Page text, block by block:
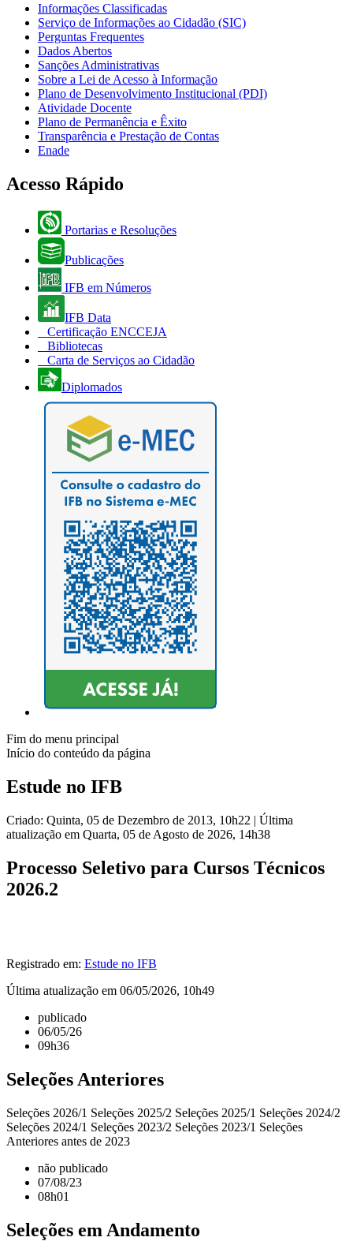
Informações Classificadas
Serviço de Informações ao Cidadão (SIC)
Perguntas Frequentes
Dados Abertos
Sanções Administrativas
Sobre a Lei de Acesso à Informação
Plano de Desenvolvimento Institucional (PDI)
Atividade Docente
Plano de Permanência e Êxito
Transparência e Prestação de Contas
Enade
Acesso Rápido
Portarias e Resoluções
Publicações
IFB em Números
IFB Data
Certificação ENCCEJA
Bibliotecas
Carta de Serviços ao Cidadão
Diplomados
Fim do menu principal
Início do conteúdo da página
Estude no IFB
Criado: Quinta, 05 de Dezembro de 2013, 10h22 | Última
atualização em Quarta, 05 de Agosto de 2026, 14h38
Processo Seletivo para Cursos Técnicos
2026.2
Registrado em: Estude no IFB
Última atualização em 06/05/2026, 10h49
publicado
06/05/26
09h36
Seleções Anteriores
Seleções 2026/1 Seleções 2025/2 Seleções 2025/1 Seleções 2024/2
Seleções 2024/1 Seleções 2023/2 Seleções 2023/1 Seleções
Anteriores antes de 2023
não publicado
07/08/23
08h01
Seleções em Andamento